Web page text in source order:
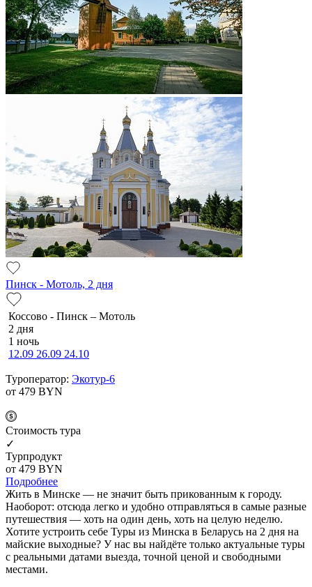
Пинск - Мотоль, 2 дня
Коссово - Пинск – Мотоль
2 дня
1 ночь
12.09 26.09 24.10
Туроператор: Экотур-6
от 479 BYN
Cтоимость тура
✓
Турпродукт
от 479 BYN
Подробнее
Жить в Минске — не значит быть прикованным к городу.
Наоборот: отсюда легко и удобно отправляться в самые разные
путешествия — хоть на один день, хоть на целую неделю.
Хотите устроить себе Туры из Минска в Беларусь на 2 дня на
майские выходные? У нас вы найдёте только актуальные туры
с реальными датами выезда, точной ценой и свободными
местами.